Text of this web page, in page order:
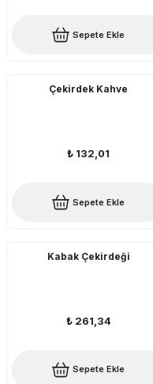
Sepete Ekle
Çekirdek Kahve
₺ 132,01
Sepete Ekle
Kabak Çekirdeği
₺ 261,34
Sepete Ekle